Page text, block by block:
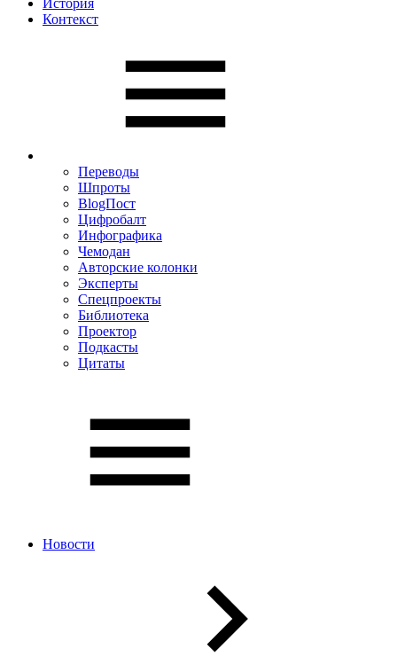
История
Контекст
Переводы
Шпроты
BlogПост
Цифробалт
Инфографика
Чемодан
Авторские колонки
Эксперты
Спецпроекты
Библиотека
Проектор
Подкасты
Цитаты
Новости